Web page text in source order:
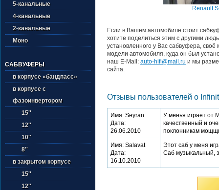
5-канальные
4-канальные
2-канальные
Моно
САБВУФЕРЫ
в корпусе «бандпасс»
в корпусе с
фазоинвертором
15''
12''
10''
8''
в закрытом корпусе
15''
12''
Renault
Если в Вашем автомобиле стоит
хотите поделиться этим с другими
установленного у Вас сабвуфера,
модели автомобиля, куда он был
наш E-Mail: auto-hifi@mail.ru и мы
сайта.
Отзывы пользователей о
Имя: Seyran
Дата:
26.06.2010
У менья играет от
качественный и
поклонникам
Имя: Salavat
Дата:
16.10.2010
Этот саб у меня
Саб музыкальный,